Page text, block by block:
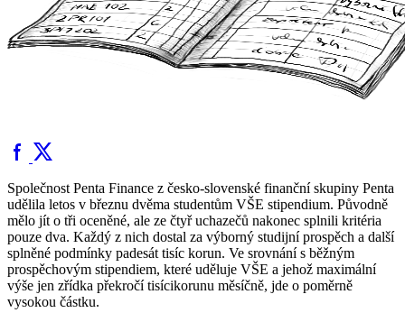
Společnost Penta Finance z česko-slovenské finanční skupiny Penta
udělila letos v březnu dvěma studentům VŠE stipendium. Původně
mělo jít o tři oceněné, ale ze čtyř uchazečů nakonec splnili kritéria
pouze dva. Každý z nich dostal za výborný studijní prospěch a další
splněné podmínky padesát tisíc korun. Ve srovnání s běžným
prospěchovým stipendiem, které uděluje VŠE a jehož maximální
výše jen zřídka překročí tisícikorunu měsíčně, jde o poměrně
vysokou částku.